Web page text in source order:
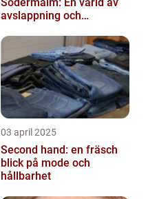
avslappning och
03 april 2025
Second hand: en fräsch
blick på mode och
hållbarhet